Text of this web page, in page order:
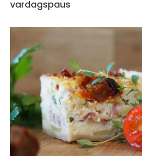
vardagspaus